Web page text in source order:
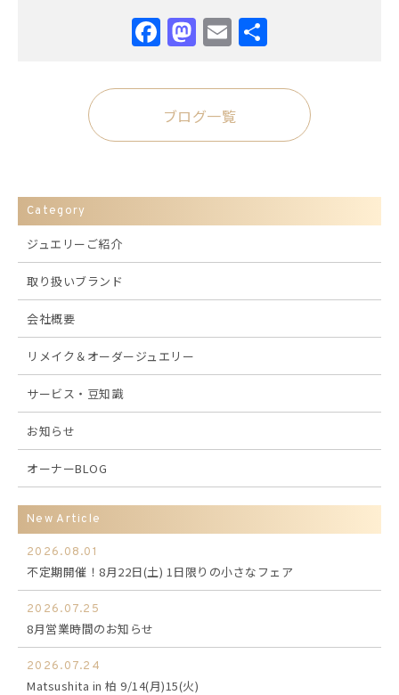
Facebook
Mastodon
Email
ブログ一覧
Category
ジュエリーご紹介
取り扱いブランド
会社概要
リメイク＆オーダージュエリー
サービス・豆知識
お知らせ
オーナーBLOG
New Article
2026.08.01
不定期開催！8月22日(土) 1日限りの小さなフェア
2026.07.25
8月営業時間のお知らせ
2026.07.24
Matsushita in 柏 9/14(月)15(火)